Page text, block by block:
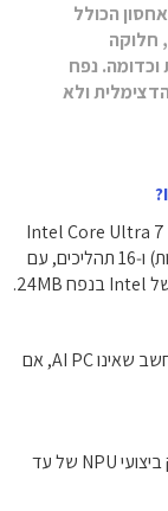
הכולל
חלוקה
וכדומה. נפח
ולא
המחשב IdeaPad 5 2‑in‑1 14IAL10 מצויד במעבד Intel Core Ultra 7
255H בעל 16 ליבות (6 ביצועים + 8 יעילות + 2 ייעודיות) ו‑16 תהליכים, עם
לא, המחשב IdeaPad 5 2‑in‑1 14IAL10 מסווג כמחשב שאינו AI PC, אם
המחשב כולל שבב Intel AI Boost משולב המספק ביצועי NPU של עד